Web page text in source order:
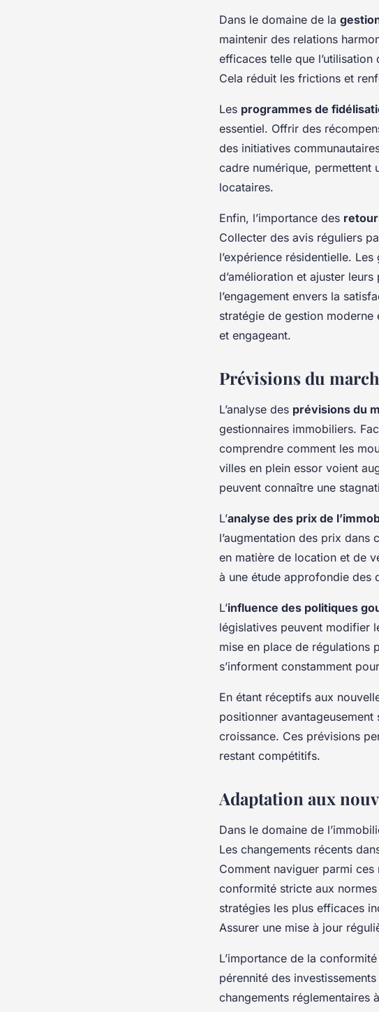
Dans le domaine de la
maintenir des relations
efficaces telle que
Cela réduit les frictions et
Les programmes de
essentiel. Offrir des
des initiatives
cadre numérique, permettent
locataires.
Enfin, l’importance des
Collecter des avis réguliers
l’expérience résidentielle.
d’amélioration et ajuster
l’engagement envers la
stratégie de gestion moderne
et engageant.
Prévisions du
L’analyse des prévisions du
gestionnaires immobiliers.
comprendre comment les
villes en plein essor voient
peuvent connaître une
L’analyse des prix de
l’augmentation des prix dans
en matière de location et de
à une étude approfondie des
L’influence des politiques
législatives peuvent modifier
mise en place de régulations
s’informent constamment
En étant réceptifs aux
positionner
croissance. Ces prévisions
restant compétitifs.
Adaptation aux
Dans le domaine de
Les changements récents
Comment naviguer parmi
conformité stricte aux
stratégies les plus efficaces
Assurer une mise à jour
L’importance de la
pérennité des
changements réglementaires